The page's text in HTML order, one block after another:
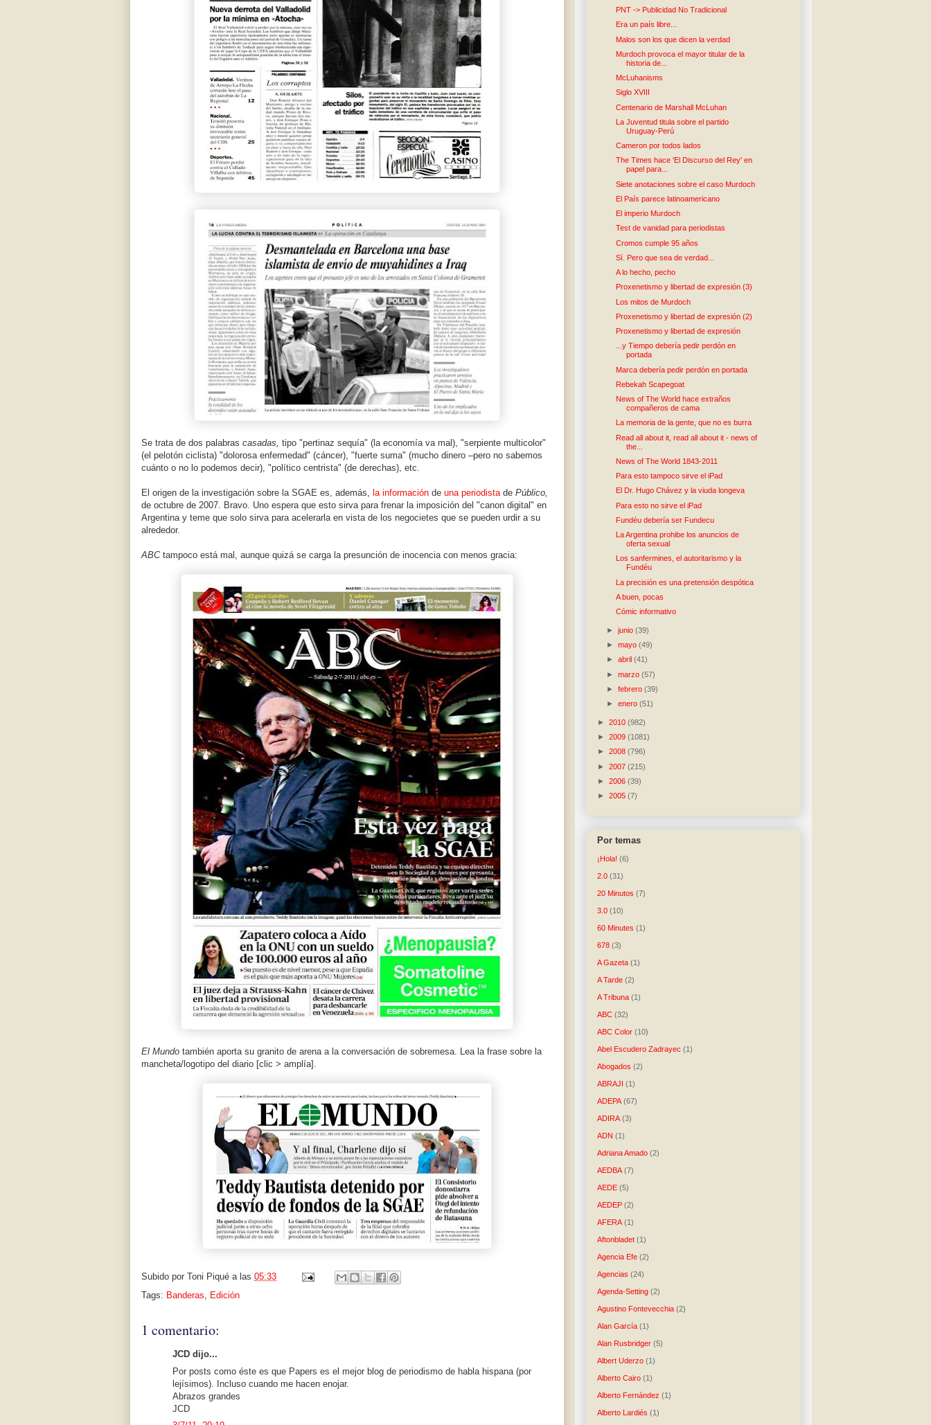
Se trata de dos palabras casadas, tipo "pertinaz sequía" (la economía va mal), "serpiente multicolor"
(el pelotón ciclista) "dolorosa enfermedad" (cáncer), "fuerte suma" (mucho dinero –pero no sabemos
cuánto o no lo podemos decir), "político centrista" (de derechas), etc.
El origen de la investigación sobre la SGAE es, además, la información de una periodistade Público,
de octubre de 2007. Bravo. Uno espera que esto sirva para frenar la imposición del "canon digital" en
Argentina y teme que solo sirva para acelerarla en vista de los negocietes que se pueden urdir a su
alrededor.
ABCtampoco está mal, aunque quizá se carga la presunción de inocencia con menos gracia:
El Mundo también aporta su granito de arena a la conversación de sobremesa. Lea la frase sobre la
mancheta/logotipo del diario [clic > amplía].
Subido por Toni Piqué a las 05:33
Tags: Banderas, Edición
1 comentario:
JCD dijo...
Por posts como éste es que Papers es el mejor blog de periodismo de habla hispana (por
lejísimos). Incluso cuando me hacen enojar.
Abrazos grandes
JCD
PNT -> Publicidad No Tradicional
Era un país libre...
Malos son los que dicen la verdad
Murdoch provoca el mayor titular de la
historia de...
McLuhanisms
Siglo XVIII
Centenario de Marshall McLuhan
La Juventud titula sobre el partido
Uruguay-Perú
Cameron por todos lados
The Times hace 'El Discurso del Rey' en
papel para...
Siete anotaciones sobre el caso Murdoch
El País parece latinoamericano
El imperio Murdoch
Test de vanidad para periodistas
Cromos cumple 95 años
Sí. Pero que sea de verdad...
A lo hecho, pecho
Proxenetismo y libertad de expresión (3)
Los mitos de Murdoch
Proxenetismo y libertad de expresión (2)
Proxenetismo y libertad de expresión
...y Tiempo debería pedir perdón en
portada
Marca debería pedir perdón en portada
Rebekah Scapegoat
News of The World hace extraños
compañeros de cama
La memoria de la gente, que no es burra
Read all about it, read all about it - news of
the...
News of The World 1843-2011
Para esto tampoco sirve el iPad
El Dr. Hugo Chávez y la viuda longeva
Para esto no sirve el iPad
Fundéu debería ser Fundecu
La Argentina prohibe los anuncios de
oferta sexual
Los sanfermines, el autoritarismo y la
Fundéu
La precisión es una pretensión despótica
A buen, pocas
Cómic informativo
►junio(39)
►mayo(49)
►abril(41)
►marzo(57)
►febrero(39)
►enero(51)
► 2010 (982)
► 2009 (1081)
► 2008 (796)
► 2007 (215)
► 2006 (39)
► 2005 (7)
Por temas
¡Hola! (6)
2.0 (31)
20 Minutos (7)
3.0 (10)
60 Minutes (1)
678 (3)
A Gazeta (1)
A Tarde (2)
A Tribuna (1)
ABC (32)
ABC Color (10)
Abel Escudero Zadrayec (1)
Abogados (2)
ABRAJI (1)
ADEPA (67)
ADIRA (3)
ADN (1)
Adriana Amado (2)
AEDBA (7)
AEDE (5)
AEDEP (2)
AFERA (1)
Aftonbladet (1)
Agencia Efe (2)
Agencias (24)
Agenda-Setting (2)
Agustino Fontevecchia (2)
Alan García (1)
Alan Rusbridger (5)
Albert Uderzo (1)
Alberto Cairo (1)
Alberto Fernández (1)
Alberto Lardiés (1)